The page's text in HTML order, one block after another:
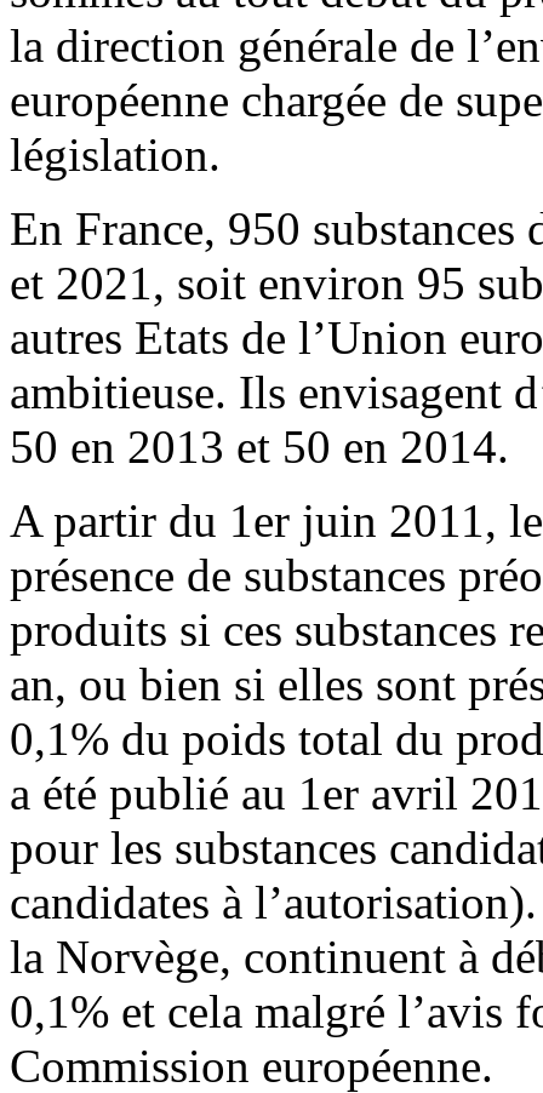
la direction générale de
européenne chargée de
législation.
En France, 950 substances
et 2021, soit environ 95
autres Etats de l’Union
ambitieuse. Ils envisagent
50 en 2013 et 50 en 2014.
A partir du 1er juin 2011,
présence de substances
produits si ces substances
an, ou bien si elles sont
0,1% du poids total du
a été publié au 1er avril
pour les substances
candidates à
la Norvège, continuent à
0,1% et cela malgré l’avis
Commission européenne.